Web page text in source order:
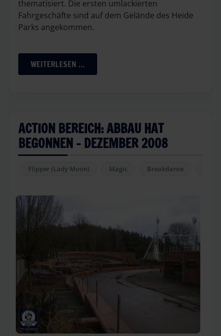
thematisiert. Die ersten umlackierten
Fahrgeschäfte sind auf dem Gelände des Heide
Parks angekommen.
WEITERLESEN …
ACTION BEREICH: ABBAU HAT
BEGONNEN - DEZEMBER 2008
Flipper (Lady Moon) Magic Breakdance